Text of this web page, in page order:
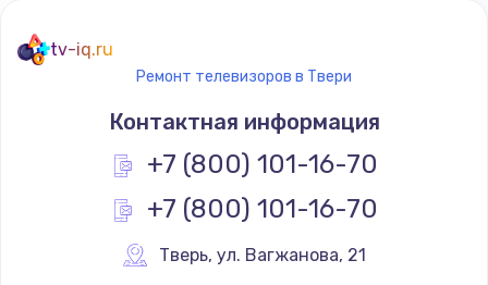
900 руб.
Заказать
900 руб.
tv-iq.ru
Ремонт телевизоров в Твери
Контактная информация
+7 (800) 101-16-70
+7 (800) 101-16-70
Тверь, ул. Вагжанова, 21